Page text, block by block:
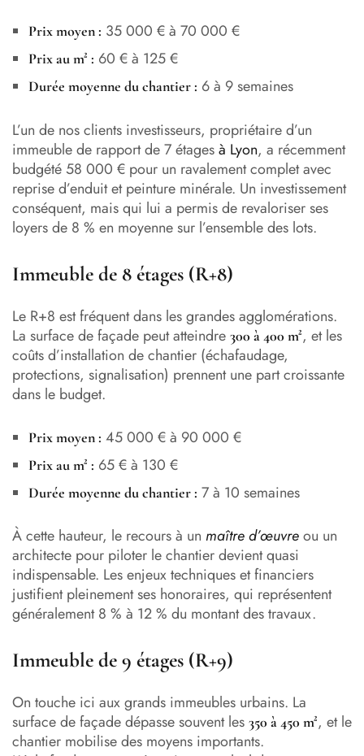
Prix moyen : 35 000 € à 70 000 €
Prix au m² : 60 € à 125 €
Durée moyenne du chantier : 6 à 9 semaines
L’un de nos clients investisseurs, propriétaire d’un
immeuble de rapport de 7 étagesà Lyon, a récemment
budgété 58 000 € pour un ravalement complet avec
reprise d’enduit et peinture minérale. Un investissement
conséquent, mais qui lui a permis de revaloriser ses
loyers de 8 % en moyenne sur l’ensemble des lots.
Immeuble de 8 étages (R+8)
Le R+8 est fréquent dans les grandes agglomérations.
La surface de façade peut atteindre 300 à 400 m², et les
coûts d’installation de chantier (échafaudage,
protections, signalisation) prennent une part croissante
dans le budget.
Prix moyen : 45 000 € à 90 000 €
Prix au m² : 65 € à 130 €
Durée moyenne du chantier : 7 à 10 semaines
À cette hauteur, le recours à un maître d’œuvreou un
architecte pour piloter le chantier devient quasi
indispensable. Les enjeux techniques et financiers
justifient pleinement ses honoraires, qui représentent
généralement 8 % à 12 % du montant des travaux.
Immeuble de 9 étages (R+9)
On touche ici aux grands immeubles urbains. La
surface de façade dépasse souvent les 350 à 450 m², et le
chantier mobilise des moyens importants.